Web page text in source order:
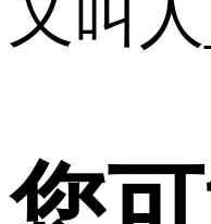
又叫人